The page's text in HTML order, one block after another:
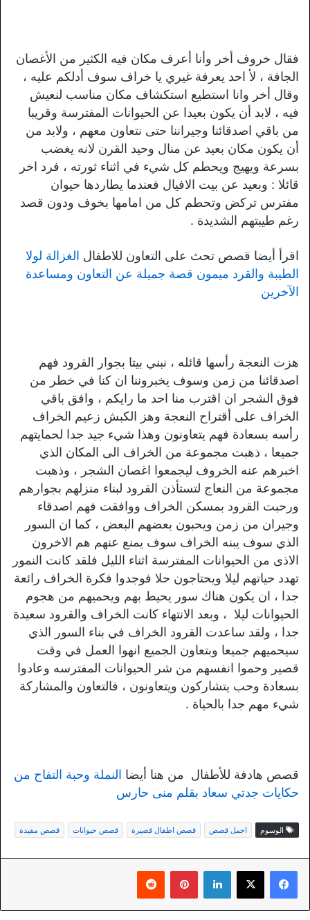
فقال خروف أخر وأنا أعرف مكان فيه الكثير من الأغصان
الجافة ، لأ احد يعرفة غيري يا خراف سوف أدلكم عليه ،
وقال أخر وانا استطيع استكشاف مكان مناسب لنعيش
فيه ، لابد أن يكون بعيدا عن الحيوانات المفترسة وقريبا
من باقي اصدقائنا وجيراننا حتى نتعاون معهم ، ولابد من
أن يكون مكان بعيد عن منال وحيد القرن لانه يغضب
بسرعة ويهيج ويحطم كل شيء في اثناء ثورته ، فرد اخر
قائلا : وبعيد عن بيت الافيال فعندما يطاردها حيوان
مفترس تركض وتحطم كل من امامها بخوف ودون قصد
رغم طيبتهم الشديدة .
اقرأ أيضا قصص تحث على التعاون للاطفال الغزالة لولا
الطيبة والقرد ميمون قصة جميلة عن التعاون ومساعدة
الآخرين
هزت النعجة رأسها قائله ، نبني بيتا بجوار القرود فهم
اصدقائنا من زمن وسوف يخبروننا ان كنا في خطر من
فوق الشجر ان اقترب منا احد ما رايكم ، وافق باقي
الخراف على أقتراح النعجة وهز الكبش زعيم الخراف
رأسه بسعادة فهم يتعاونون وهذا شيء جيد جدا لحمايتهم
جميعا ، ذهبت مجموعة من الخراف الى المكان الذي
اخبرهم عنه الخروف ليجمعوا اغصان الشجر ، وذهبت
مجموعة من النعاج لتستأذن القرود لبناء منزلهم بجوارهم
ورحبت القرود بمسكن الخراف ووافقت فهم اصدقاء
وجيران من زمن ويحبون بعضهم البعض ، كما ان السور
الذي سوف يبنه الخراف سوف يمنع عنهم هم الاخرون
الاذى من الحيوانات المفترسة اثناء الليل فلقد كانت النمور
تهدد حياتهم ليلا ويحتاجون حلا فوجدوا فكرة الخراف رائعة
جدا ، ان يكون هناك سور يحيط بهم ويحميهم من هجوم
الحيوانات ليلا ، وبعد الانتهاء كانت الخراف والقرود سعيدة
جدا ، ولقد ساعدت القرود الخراف في بناء السور الذي
سيحميهم جميعا وبتعاون الجميع انهوا العمل في وقت
قصير وحموا انفسهم من شر الحيوانات المفترسه وعادوا
بسعادة وحب يتشاركون ويتعاونون ، فالتعاون والمشاركة
شيء مهم جدا بالحياة .
قصص هادفة للأطفال من هنا أيضا النملة وحبة التفاح من
حكايات جدتي سعاد بقلم منى حارس
الوسوم اجمل قصص قصص اطفال قصيرة قصص حيوانات قصص مفيدة
لينكدإن بينتيريست